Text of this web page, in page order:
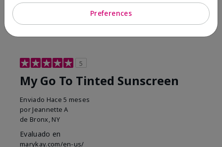
23 0
Marcar esta opinión
5
My Go To Tinted Sunscreen
Enviado Hace 5 meses
por Jeannette A
de Bronx, NY
Evaluado en
marykay.com/en-us/
Preferences